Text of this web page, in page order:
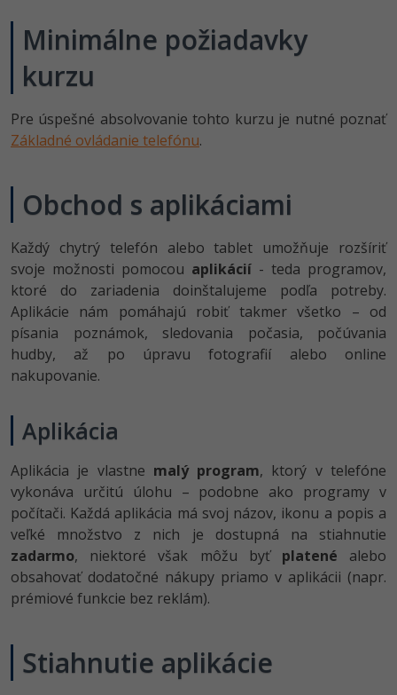
Pre deti
Viac
Fórum
Elektronický podpis
Windows
Minimálne požiadavky
kurzu
Pre úspešné absolvovanie tohto kurzu je nutné poznať
Základné ovládanie telefónu.
Obchod s aplikáciami
Každý chytrý telefón alebo tablet umožňuje rozšíriť
svoje možnosti pomocou aplikácií - teda programov,
ktoré do zariadenia doinštalujeme podľa potreby.
Aplikácie nám pomáhajú robiť takmer všetko – od
písania poznámok, sledovania počasia, počúvania
hudby, až po úpravu fotografií alebo online
nakupovanie.
Aplikácia
Aplikácia je vlastne malý program, ktorý v telefóne
vykonáva určitú úlohu – podobne ako programy v
počítači. Každá aplikácia má svoj názov, ikonu a popis a
veľké množstvo z nich je dostupná na stiahnutie
zadarmo, niektoré však môžu byť platené alebo
obsahovať dodatočné nákupy priamo v aplikácii (napr.
prémiové funkcie bez reklám).
Stiahnutie aplikácie